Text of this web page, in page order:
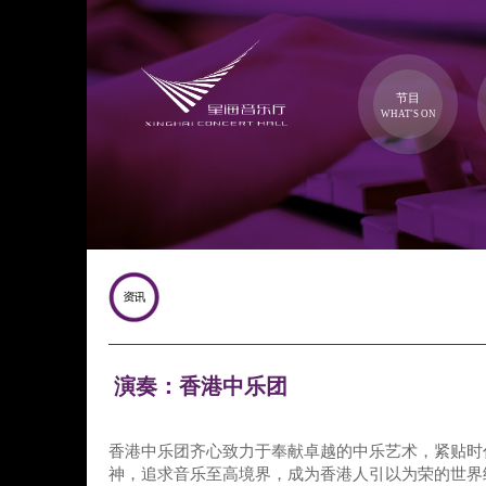
节目
WHAT'S ON
演奏：香港中乐团
香港中乐团齐心致力于奉献卓越的中乐艺术，紧贴
神，追求音乐至高境界，成为香港人引以为荣的世